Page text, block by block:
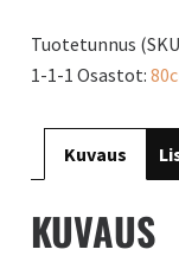
Tuotetunnus
1-1-1 Osastot:
Kuvaus
KUVAUS